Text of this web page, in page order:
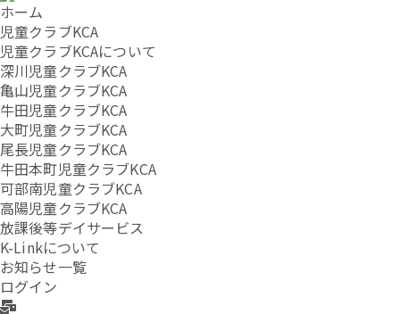
ホーム
児童クラブKCA
児童クラブKCAについて
深川児童クラブKCA
亀山児童クラブKCA
牛田児童クラブKCA
大町児童クラブKCA
尾長児童クラブKCA
牛田本町児童クラブKCA
可部南児童クラブKCA
高陽児童クラブKCA
放課後等デイサービス
K-Linkについて
お知らせ一覧
ログイン